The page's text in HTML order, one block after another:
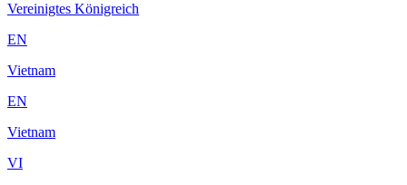
Vereinigtes Königreich
EN
Vietnam
EN
Vietnam
VI